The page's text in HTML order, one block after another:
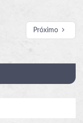
Próximo